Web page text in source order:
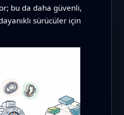
bu da daha güvenli,
sürücüler için